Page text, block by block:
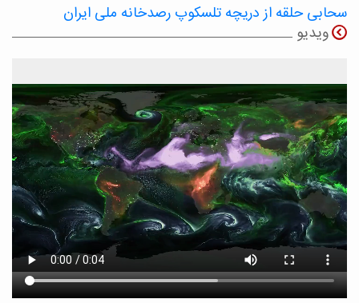
سحابی حلقه از دریچه تلسکوپ رصدخانه ملی ایران
ویدیو